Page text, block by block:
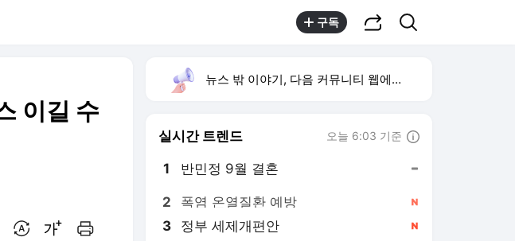
구독
이길 수
뉴스 밖 이야기, 다음 커뮤니티 웹에서 보기
실시간 트렌드 오늘 6:03 기준
1 반민정 9월 결혼
2 폭염 온열질환 예방
3 정부 세제개편안